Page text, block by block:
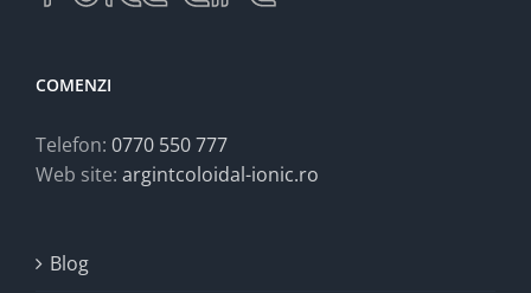
COMENZI
Telefon: 0770 550 777
Web site: argintcoloidal-ionic.ro
Blog